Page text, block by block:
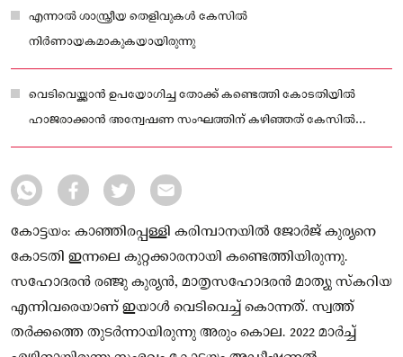
എന്നാല്‍ ശാസ്ത്രീയ തെളിവുകള്‍ കേസില്‍
നിര്‍ണായകമാകുകയായിരുന്നു
വെടിവെയ്ക്കാന്‍ ഉപയോഗിച്ച തോക്ക് കണ്ടെത്തി കോടതിയില്‍
ഹാജരാക്കാന്‍ അന്വേഷണ സംഘത്തിന് കഴിഞ്ഞത് കേസില്‍
വഴിത്തിരിവായത്
കോട്ടയം: കാഞ്ഞിരപ്പള്ളി കരിമ്പാനയില്‍ ജോര്‍ജ് കുര്യനെ
കോടതി ഇന്നലെ കുറ്റക്കാരനായി കണ്ടെത്തിയിരുന്നു.
സഹോദരന്‍ രഞ്ജു കുര്യന്‍, മാതൃസഹോദരന്‍ മാത്യു സ്‌കറിയ
എന്നിവരെയാണ് ഇയാള്‍ വെടിവെച്ച് കൊന്നത്. സ്വത്ത്
തര്‍ക്കത്തെ തുടര്‍ന്നായിരുന്നു അരും കൊല. 2022 മാര്‍ച്ച്